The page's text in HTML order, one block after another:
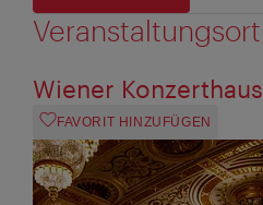
Veranstaltungsort
Wiener Konzerthaus
FAVORIT HINZUFÜGEN